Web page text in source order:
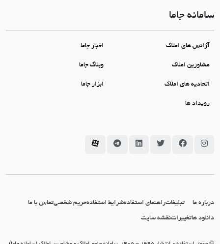
سامانه جاما
آژانس های املاک اخبار جاما
مشاورین املاک وبلاگ جاما
اتحادیه های املاک ابزار جاما
رویداد ها
سامانه جاما در اینستاگرام
سامانه جاما در فیسبوک
سامانه جاما در توئیتر
سامانه جاما در لینکداین
سامانه جاما در تلگرام
سامانه جاما در آپارات
درباره ما تبلیغاتراهنمای استفادهشرایط استفادهحریم شخصیتماس با ما
دانلود هاتغییراتنقشه سایت